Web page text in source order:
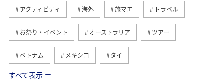
アクティビティ 海外 旅マエ トラベル
お祭り・イベント オーストラリア ツアー
ベトナム メキシコ タイ
台湾
すべて表示